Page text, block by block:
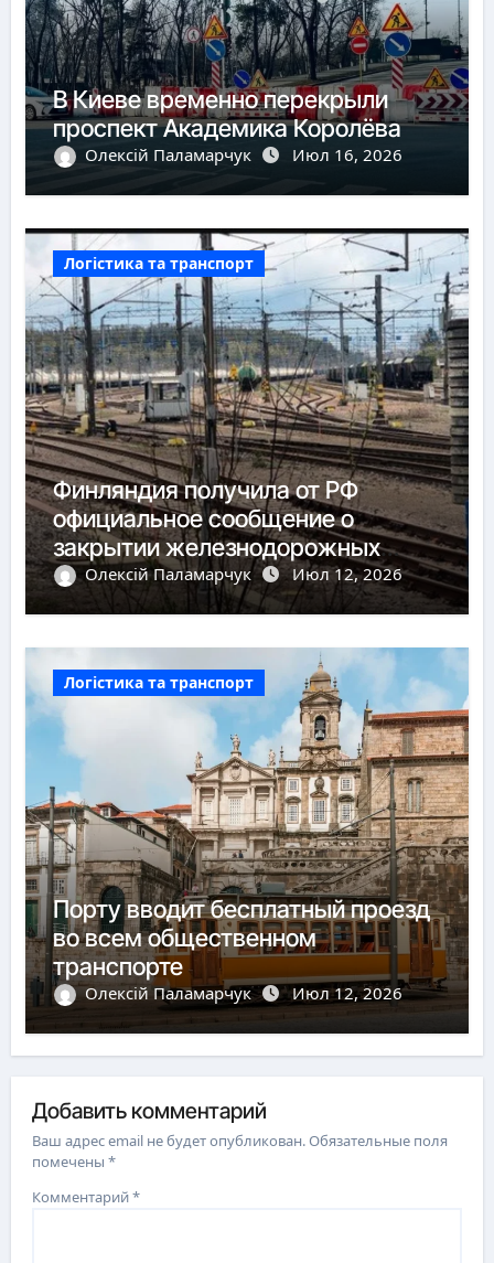
В Киеве временно перекрыли
проспект Академика Королёва
Олексій Паламарчук Июл 16, 2026
Логістика та транспорт
Финляндия получила от РФ
официальное сообщение о
закрытии железнодорожных
пунктов пропуска
Олексій Паламарчук Июл 12, 2026
Логістика та транспорт
Порту вводит бесплатный проезд
во всем общественном
транспорте
Олексій Паламарчук Июл 12, 2026
Добавить комментарий
Ваш адрес email не будет опубликован.Обязательные поля
помечены*
Комментарий*